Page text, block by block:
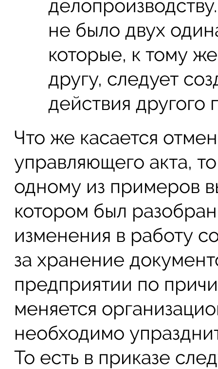
не было двух
которые, к тому
другу, следует
действия другого
Что же касается
управляющего акта,
одному из примеров
котором был
изменения в работу
за хранение
предприятии по
меняется
необходимо
То есть в приказе